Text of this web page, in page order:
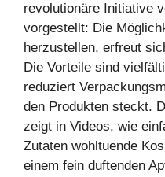
revolutionäre Initiative
vorgestellt: Die
herzustellen, erfreut
Die Vorteile sind
reduziert
den Produkten steckt.
zeigt in Videos, wie
Zutaten wohltuende
einem fein duftenden